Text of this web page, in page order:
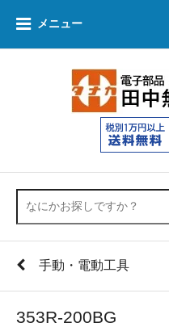
メニュー
手動・電動工具
353R-200BG